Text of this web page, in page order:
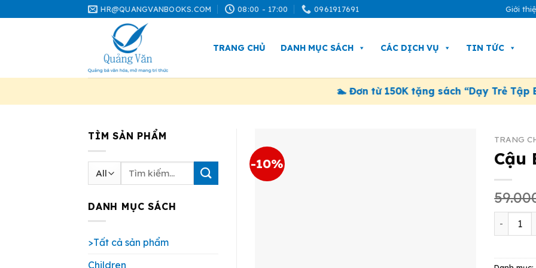
to
HR@QUANGVANBOOKS.COM 08:00 - 17:00 0961917691 Giới
TRANG CHỦ DANH MỤC SÁCH CÁC DỊCH VỤ TIN TỨC
🏊 Đơn từ 150K tặng sách “Dạy Trẻ Tập Bơi”.
TÌM SẢN PHẨM
Tìm
DANH MỤC SÁCH
>Tất cả sản phẩm
Children
-10%
TRANG
Cậu
Cậu Bé